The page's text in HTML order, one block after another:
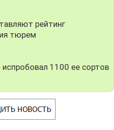
рейтинг
тюрем
1100 ее сортов